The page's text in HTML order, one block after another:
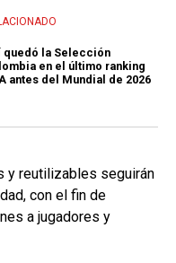
quedó la Selección
en el último ranking
antes del Mundial de 2026
y reutilizables seguirán
con el fin de
a jugadores y